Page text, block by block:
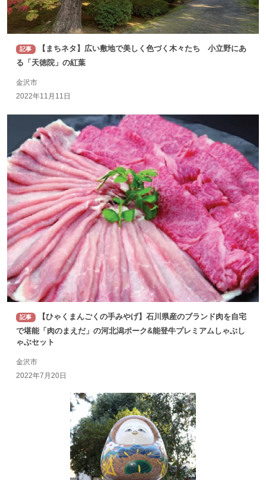
記事
【まちネタ】広い敷地で美しく色づく木々たち 小立野にあ
る「天徳院」の紅葉
金沢市
2022年11月11日
記事
【ひゃくまんごくの手みやげ】石川県産のブランド肉を自宅
で堪能「肉のまえだ」の河北潟ポーク&能登牛プレミアムしゃぶし
ゃぶセット
金沢市
2022年7月20日